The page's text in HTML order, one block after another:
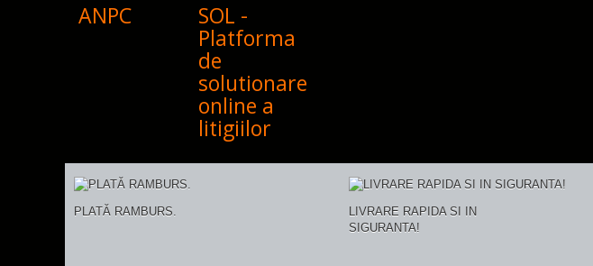
ANPC SOL -
Platforma
de
solutionare
online a
litigiilor
PLATĂ RAMBURS.
LIVRARE RAPIDA SI IN
SIGURANTA!